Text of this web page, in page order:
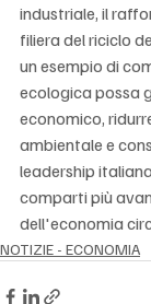
industriale, il
filiera del riciclo
un esempio di
ecologica possa
economico,
ambientale e
leadership
comparti più
dell'economia
NOTIZIE - ECONOMIA